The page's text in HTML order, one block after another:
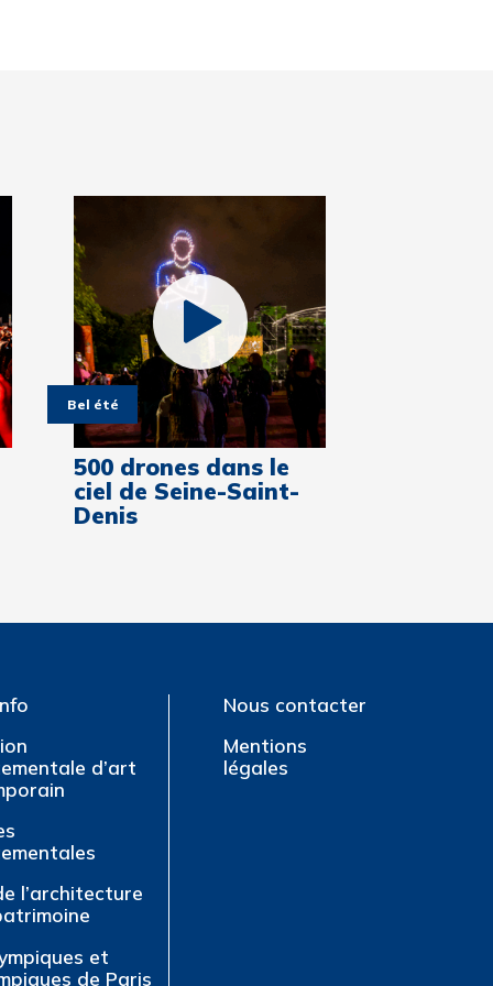
Bel été
500 drones dans le
ciel de Seine-Saint-
Denis
d’art
l’architecture
et
de Paris
Nous contacter
Mentions
légales